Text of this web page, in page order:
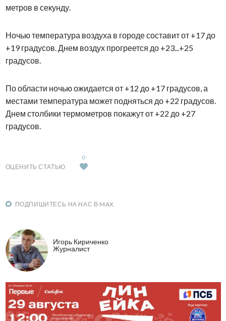
метров в секунду.
Ночью температура воздуха в городе составит от +17 до
+19 градусов. Днем воздух прогреется до +23...+25
градусов.
По области ночью ожидается от +12 до +17 градусов, а
местами температура может подняться до +22 градусов.
Днем столбики термометров покажут от +22 до +27
градусов.
ОЦЕНИТЬ СТАТЬЮ
0
ПОДПИШИТЕСЬ НА НАС В MAX
Игорь Кириченко
Журналист